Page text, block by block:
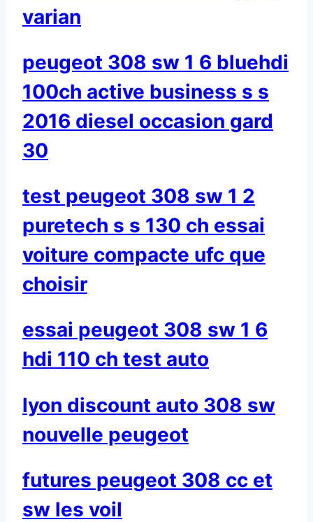
varian
peugeot 308 sw 1 6 bluehdi
100ch active business s s
2016 diesel occasion gard
30
test peugeot 308 sw 1 2
puretech s s 130 ch essai
voiture compacte ufc que
choisir
essai peugeot 308 sw 1 6
hdi 110 ch test auto
lyon discount auto 308 sw
nouvelle peugeot
futures peugeot 308 cc et
sw les voil